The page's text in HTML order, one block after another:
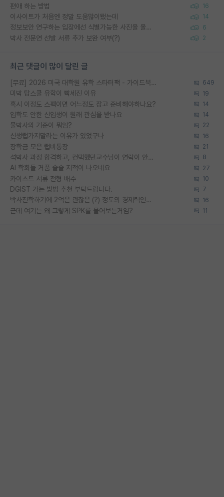
편애 하는 방법 16
이사이트가 처음엔 정말 도움많이됐는데 14
정보보안 연구하는 입장에선 식별가능한 사진을 올리는건 비추이긴함 6
박사 전문연 선발 서류 추가 보완 여부(?) 2
최근 댓글이 많이 달린 글
[무료] 2026 미국 대학원 유학 스타터팩 - 가이드북 & 합격자 컨택메일 템플릿 649
미박 탑스쿨 유학이 빡세진 이유 19
혹시 이정도 스펙이면 어느정도 잡고 준비해야하나요? 14
입학도 안한 신입생이 원래 관심을 받나요 14
물박사의 기준이 뭐임? 22
신생랩가지말라는 이유가 있었구나 16
장학금 모은 랩비통장 21
석박사 과정 합격하고, 컨택했던교수님이 연락이 안됩니다... 8
AI 학회들 거품 슬슬 지적이 나오네요 27
카이스트 서류 전형 배수 10
DGIST 가는 방법 추천 부탁드립니다. 7
박사진학하기에 2억은 괜찮은 (?) 정도의 경제력인가요 16
근데 여기는 왜 그렇게 SPK를 물어보는거임? 11